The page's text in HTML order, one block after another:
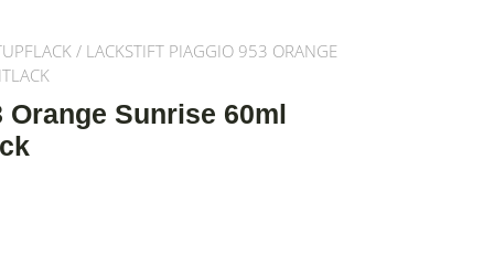
/ LACKSTIFT PIAGGIO 953 ORANGE
Sunrise 60ml